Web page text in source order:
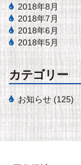
2018年8月
2018年7月
2018年6月
2018年5月
カテゴリー
お知らせ (125)